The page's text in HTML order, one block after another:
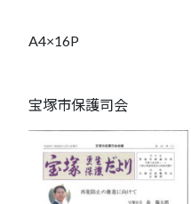
A4×16P
宝塚市保護司会